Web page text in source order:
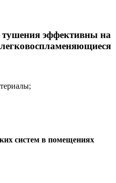
эффективны на
легковоспламеняющиеся
систем в помещениях